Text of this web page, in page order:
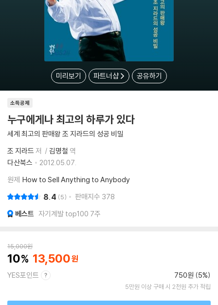
미리보기 파트너샵 공유하기
소득공제
누구에게나 최고의 하루가 있다
세계 최고의 판매왕 조 지라드의 성공 비밀
조 지라드 저 김명철 역
다산북스
2012.05.07.
원제 How to Sell Anything to Anybody
8.4 5 판매지수 378
베스트 자기계발 top100 7주
15,000원
10 13,500
YES포인트 750원 (5%)
5만원 이상 구매 시 2천원 추가 적립